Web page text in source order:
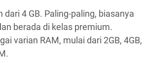
4 GB. Paling-paling, biasanya
berada di kelas premium.
varian RAM, mulai dari 2GB, 4GB,